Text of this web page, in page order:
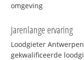
omgeving
Jarenlange ervaring
Loodgieter
gekwalificeerde